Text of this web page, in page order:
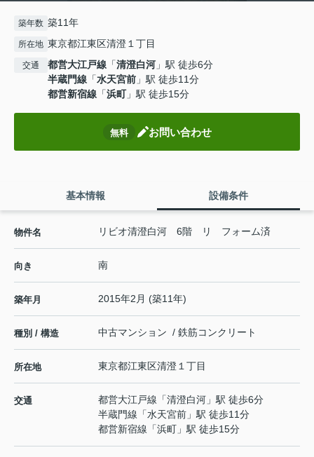
築年数 築11年
所在地 東京都江東区清澄１丁目
交通 都営大江戸線 「清澄白河 」駅 徒歩6分
半蔵門線 「水天宮前 」駅 徒歩11分
都営新宿線 「浜町」駅 徒歩15分
無料 お問い合わせ
基本情報 設備条件
物件名 リビオ清澄白河 6階 リ フォーム済
向き 南
築年月 2015年2月 (築11年)
種別 / 構造 中古マンション / 鉄筋コンクリート
所在地 東京都江東区清澄１丁目
交通 都営大江戸線 「清澄白河 」駅 徒歩6分
半蔵門線 「水天宮前 」駅 徒歩11分
都営新宿線 「浜町 」駅 徒歩15分